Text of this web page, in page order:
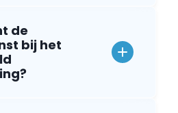
de
bij het